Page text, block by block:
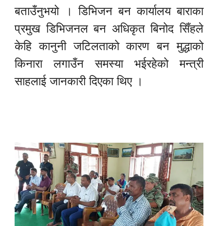
बताउँनुभयो । डिभिजन बन कार्यालय बाराका
प्रमुख डिभिजनल बन अधिकृत बिनोद सिँहले
केहि कानुनी जटिलताको कारण बन मुद्धाको
किनारा लगाउँन समस्या भईरहेको मन्त्री
साहलाई जानकारी दिएका थिए ।